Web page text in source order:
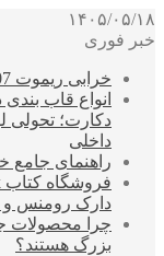
۱۴۰۵/۰۵/۱۸
خبر فوری
خرابی ریموت 207؛ علت‌ها، نشانه‌ها و روش‌های تعمیر
انواع قاب
دکارت؛ تحولی
داخلی
راهنمای جامع
دارک رومنس و
بزرگ هستند؟